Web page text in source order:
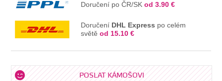
Doručení po ČR/SKod 3.90 €
Doručení DHL Express po celém
světěod 15.10 €
POSLAT KÁMOŠOVI